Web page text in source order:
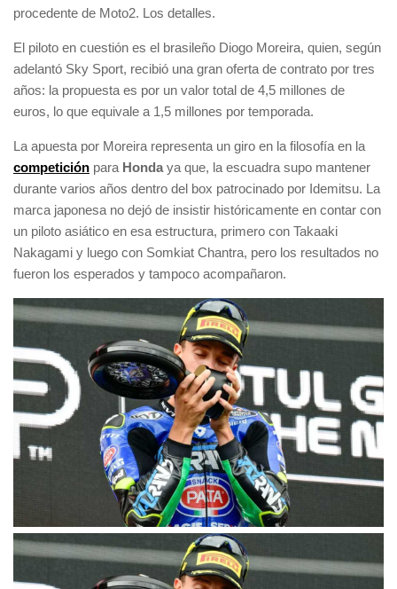
procedente de Moto2. Los detalles.
El piloto en cuestión es el brasileño Diogo Moreira, quien, según
adelantó Sky Sport, recibió una gran oferta de contrato por tres
años: la propuesta es por un valor total de 4,5 millones de
euros, lo que equivale a 1,5 millones por temporada.
La apuesta por Moreira representa un giro en la filosofía en la
competición para Honda ya que, la escuadra supo mantener
durante varios años dentro del box patrocinado por Idemitsu. La
marca japonesa no dejó de insistir históricamente en contar con
un piloto asiático en esa estructura, primero con Takaaki
Nakagami y luego con Somkiat Chantra, pero los resultados no
fueron los esperados y tampoco acompañaron.